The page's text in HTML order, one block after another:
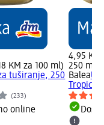
KM za 100 ml)
tuširanje, 250
(233)
online
4,95 KM
250 ml
Balea